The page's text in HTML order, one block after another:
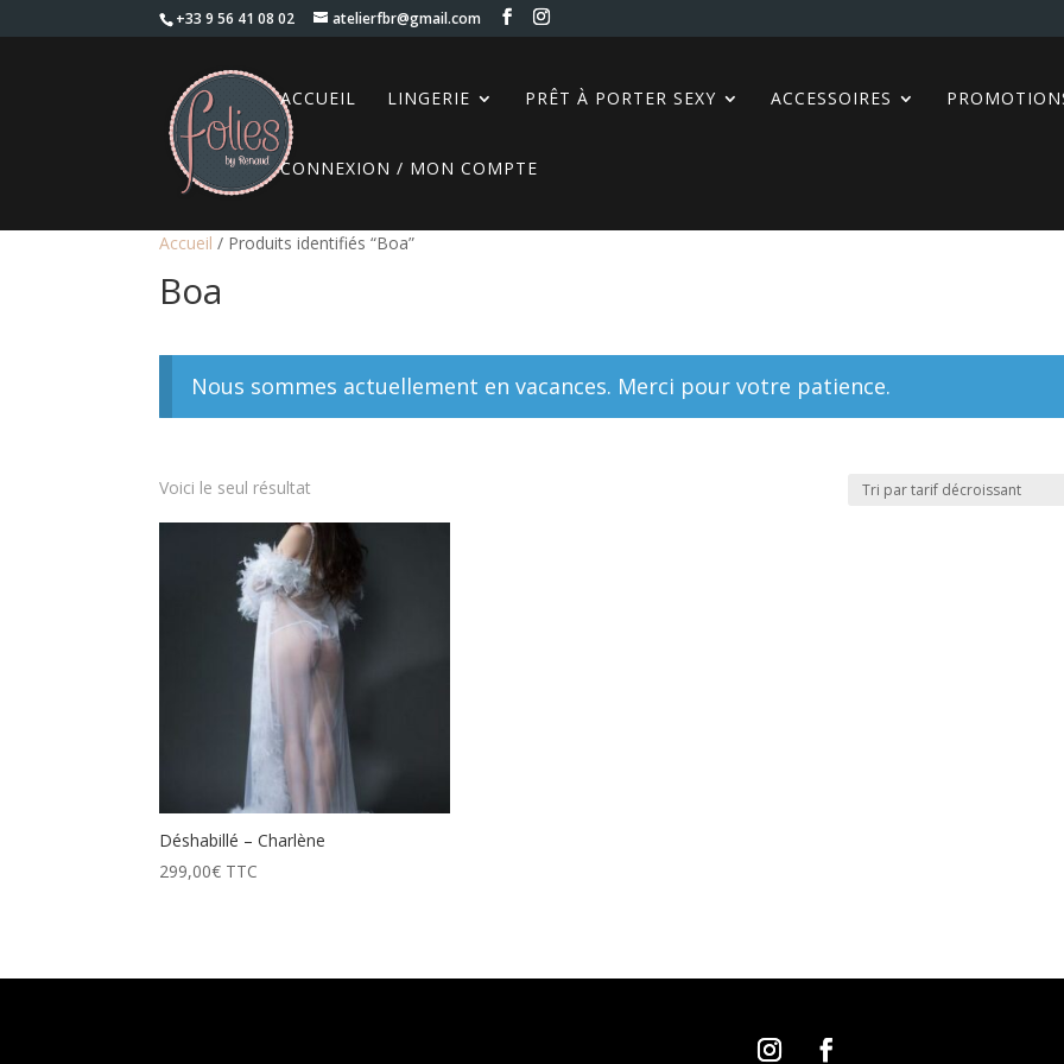
+33 9 56 41 08 02 atelierfbr@gmail.com
ACCUEIL LINGERIE PRÊT À PORTER SEXY ACCESSOIRES
CONNEXION / MON COMPTE
Accueil / Produits identifiés “Boa”
Boa
Nous sommes actuellement en vacances. Merci pour votre patience.
Voici le seul résultat
Déshabillé – Charlène
299,00€ TTC